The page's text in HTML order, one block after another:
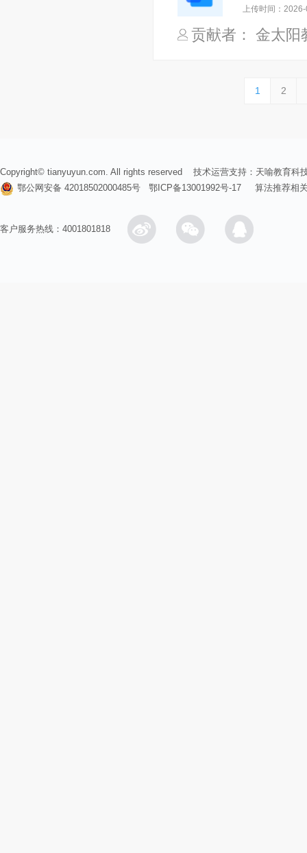
上传时间：
贡献者： 金太阳
1 2
Copyright© tianyuyun.com. All rights reserved 技术运营支持： 天喻教育科
鄂公网安备 42018502000485号
鄂ICP备13001992号-17 算法推荐相
客户服务热线：4001801818